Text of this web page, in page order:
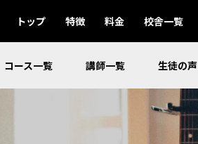
トップ 特徴 料金 校舎一覧
コース一覧 講師一覧 生徒の声